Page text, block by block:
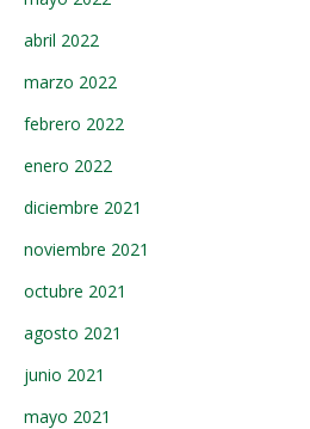
abril 2022
marzo 2022
febrero 2022
enero 2022
diciembre 2021
noviembre 2021
octubre 2021
agosto 2021
junio 2021
mayo 2021